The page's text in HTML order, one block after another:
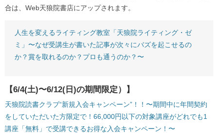
合は、Web天狼院書店にアップされます。
人生を変えるライティング教室「天狼院ライティング・ゼ
ミ」〜なぜ受講生が書いた記事が次々にバズを起こせるの
か？賞を取れるのか？プロも通うのか？〜
【6/4(土)〜6/12(日)の期間限定）】
天狼院読書クラブ“新規入会キャンペーン”！！〜期間中に年間契約
をしていただいた方限定で！66,000円以下の対象講座がどれでも1
講座「無料」で受講できるお得な入会キャンペーン！〜